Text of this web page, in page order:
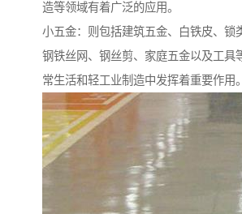
造等领域有着广泛的应用。
小五金：则包括建筑五金、白铁皮、锁
钢铁丝网、钢丝剪、家庭五金以及工具
常生活和轻工业制造中发挥着重要作用。